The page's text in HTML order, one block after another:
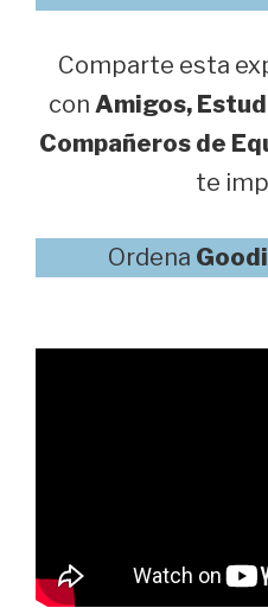
Comparte esta
con Amigos,
Compañeros de
te
Ordena